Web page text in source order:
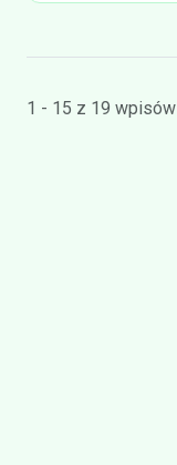
1 - 15 z 19 wpisów